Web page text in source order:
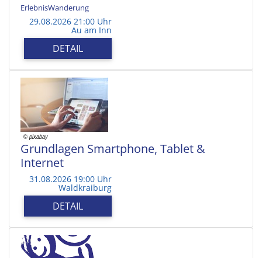
ErlebnisWanderung
29.08.2026 21:00 Uhr
Au am Inn
DETAIL
Grundlagen Smartphone, Tablet &
Internet
31.08.2026 19:00 Uhr
Waldkraiburg
DETAIL